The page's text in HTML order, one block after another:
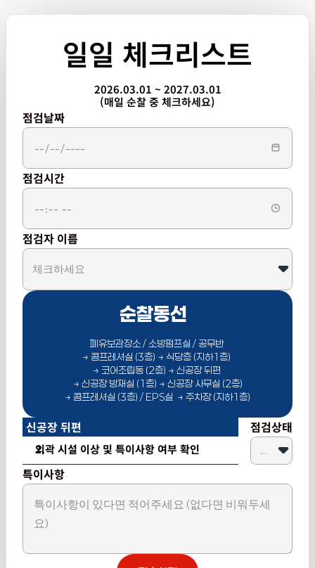
일일 체크리스트
2026.03.01 ~ 2027.03.01
(매일 순찰 중 체크하세요)
점검날짜
점검시간
점검자 이름
순찰동선
폐유보관장소 / 소방펌프실 / 공무반
→ 콤프레셔실 (3층) → 식당층 (지하1층)
→ 코어조립동 (2층) → 신공장 뒤편
→ 신공장 방재실 (1층) → 신공장 사무실 (2층)
→ 콤프레셔실 (3층) / EPS실  → 주차장 (지하1층)
신공장 뒤편
외곽 시설 이상 및 특이사항 여부 확인
점검상태
특이사항